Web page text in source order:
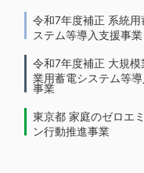
令和7年度補正 系統用
ステム等導入支援事業
令和7年度補正 大規模
業用蓄電システム等
事業
東京都 家庭のゼロエ
ン行動推進事業